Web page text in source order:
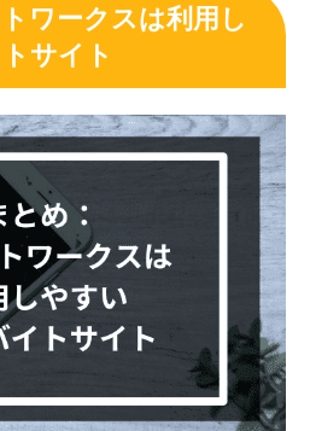
ワークスは利用し
サイト